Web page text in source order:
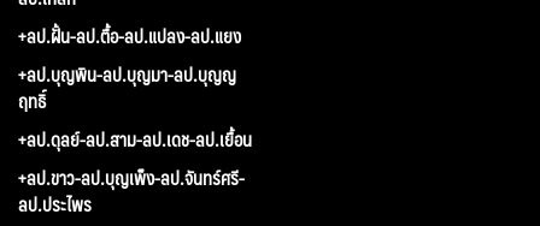
+ลป.ฝั้น-ลป.ตื้อ-ลป.แปลง-ลป.แยง
+ลป.บุญพิน-ลป.บุญมา-ลป.บุญญ
ฤทธิ์
+ลป.ดุลย์-ลป.สาม-ลป.เดช-ลป.เยื้อน
+ลป.ขาว-ลป.บุญเพ็ง-ลป.จันทร์ศรี-
ลป.ประไพร